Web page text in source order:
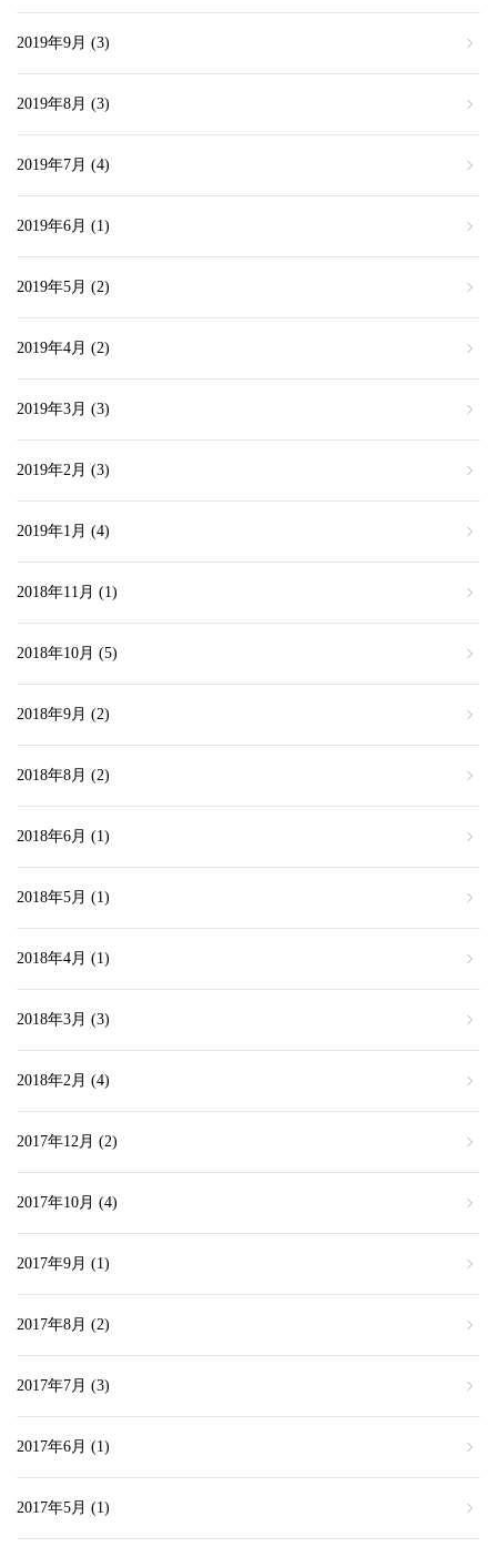
2019年9月 (3)
2019年8月 (3)
2019年7月 (4)
2019年6月 (1)
2019年5月 (2)
2019年4月 (2)
2019年3月 (3)
2019年2月 (3)
2019年1月 (4)
2018年11月 (1)
2018年10月 (5)
2018年9月 (2)
2018年8月 (2)
2018年6月 (1)
2018年5月 (1)
2018年4月 (1)
2018年3月 (3)
2018年2月 (4)
2017年12月 (2)
2017年10月 (4)
2017年9月 (1)
2017年8月 (2)
2017年7月 (3)
2017年6月 (1)
2017年5月 (1)